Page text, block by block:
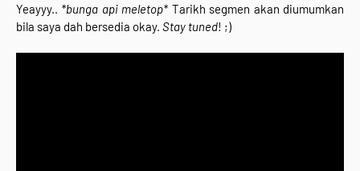
Yeayyy.. *bunga api meletop* Tarikh segmen akan diumumkan
bila saya dah bersedia okay. Stay tuned! ;)